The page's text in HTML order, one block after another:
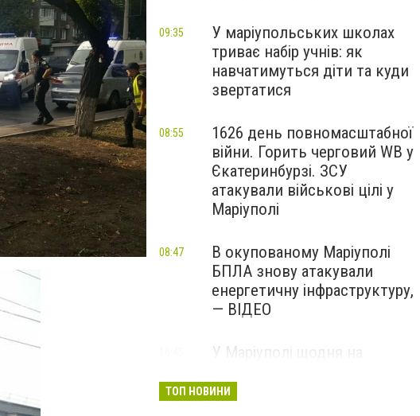
У маріупольських школах
триває набір учнів: як
навчатимуться діти та куди
звертатися
09:35
1626 день повномасштабної
війни. Горить черговий WB у
Єкатеринбурзі. ЗСУ
атакували військові цілі у
Маріуполі
08:55
В окупованому Маріуполі
БПЛА знову атакували
енергетичну інфраструктуру,
— ВІДЕО
08:47
У Маріуполі щодня на
відключатимуть світло: це
ТОП НОВИНИ